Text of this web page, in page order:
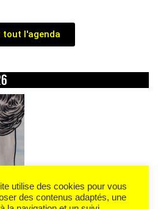
tout l'agenda
utilise des cookies pour vous
des contenus adaptés, une